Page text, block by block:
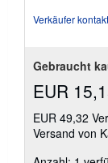
Verkäufer
Gebraucht
EUR
EUR 49,32
Versand von